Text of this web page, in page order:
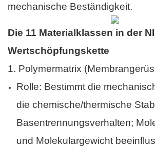
mechanische Beständigkeit.
Die 11 Materialklassen in der
Wertschöpfungskette
1. Polymermatrix
Rolle: Bestimmt die
die chemische/thermische
Basentrennungsverhalten;
und Molekulargewicht